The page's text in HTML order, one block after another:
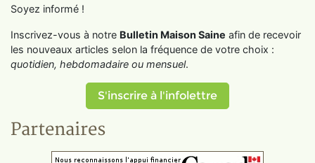
Soyez informé !
Inscrivez-vous à notre Bulletin Maison Saine afin de recevoir
les nouveaux articles selon la fréquence de votre choix :
quotidien, hebdomadaire ou mensuel.
S'inscrire à l'infolettre
Partenaires